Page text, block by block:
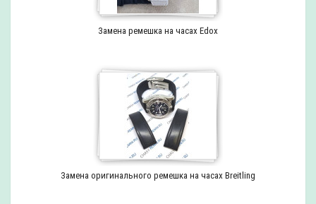
Замена ремешка на часах Edox
Замена оригинального ремешка на часах Breitling